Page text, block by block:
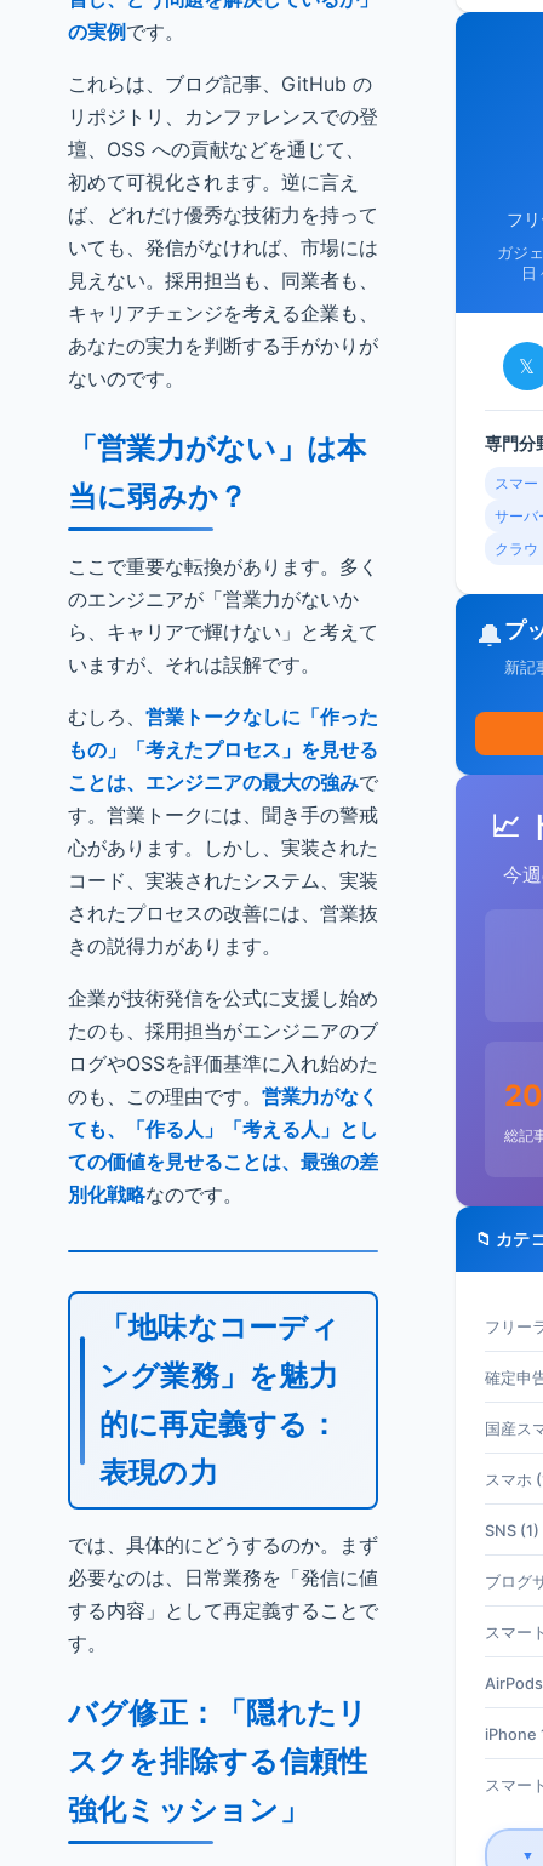
の実例 です。
これらは、ブログ記事、GitHub の
リポジトリ、カンファレンスでの登
壇、OSS への貢献などを通じて、
初めて可視化されます。逆に言え
ば、どれだけ優秀な技術力を持って
いても、発信がなければ、市場には
見えない。採用担当も、同業者も、
キャリアチェンジを考える企業も、
あなたの実力を判断する手がかりが
ないのです。
「営業力がない」は本
当に弱みか？
ここで重要な転換があります。多く
のエンジニアが「営業力がないか
ら、キャリアで輝けない」と考えて
いますが、それは誤解です。
むしろ、 営業トークなしに「作った
もの」「考えたプロセス」を見せる
ことは、エンジニアの最大の強みで
す。営業トークには、聞き手の警戒
心があります。しかし、実装された
コード、実装されたシステム、実装
されたプロセスの改善には、営業抜
きの説得力があります。
企業が技術発信を公式に支援し始め
たのも、採用担当がエンジニアのブ
ログやOSSを評価基準に入れ始めた
のも、この理由です。 営業力がなく
ても、「作る人」「考える人」とし
ての価値を見せることは、最強の差
別化戦略なのです。
「地味なコーディ
ング業務」を魅力
的に再定義する：
表現の力
では、具体的にどうするのか。まず
必要なのは、日常業務を「発信に値
する内容」として再定義することで
す。
バグ修正：「隠れたリ
スクを排除する信頼性
強化ミッション」
フ
ガジ
日
𝕏
専門分
スマー
サーバ
クラウ
🔔プ
新記
📈
今
総記
📁 カテ
フリー
確定申
国産ス
スマホ
SNS (1)
ブログ
スマー
iPhone
スマー
▼